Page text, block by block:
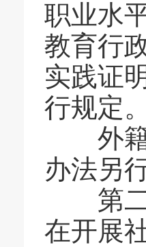
职业水
教育行
实践证
行规定。
外籍
办法另
第二
在开展